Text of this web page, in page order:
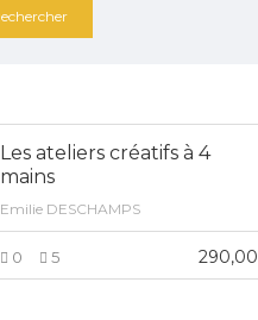
Les ateliers créatifs à 4
mains
Emilie DESCHAMPS
0 5 290,00